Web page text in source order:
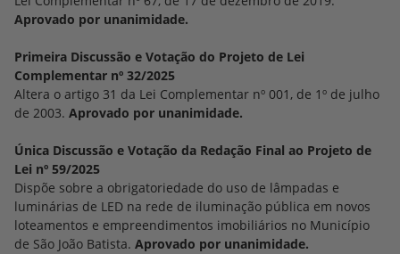
Aprovado por unanimidade.
Primeira Discussão e Votação do Projeto de Lei
Complementar nº 32/2025
Altera o artigo 31 da Lei Complementar nº 001, de 1º de julho
de 2003. Aprovado por unanimidade.
Única Discussão e Votação da Redação Final ao Projeto de
Lei nº 59/2025
Dispõe sobre a obrigatoriedade do uso de lâmpadas e
luminárias de LED na rede de iluminação pública em novos
loteamentos e empreendimentos imobiliários no Município
de São João Batista. Aprovado por unanimidade.
Política de privacidade do Google Ads
Usado para construir um perfil de interesses do visitante do site
para mostrar anúncios relevantes e personalizados por meio de
Política de privacidade do Google Ads
__Secure-APISID
para mostrar anúncios relevantes e personalizados por meio de
retargeting.
Política de privacidade do Google Ads
Google Ads
8 meses
Usado para proteger dados assinados e criptografados
digitalmente do ID exclusivo do Google e armazenar o horário do
login mais recente para identificar visitantes; evitar o uso
fraudulento de dados de login e proteja os dados do visitante de
Política de privacidade do Google Ads
__Secure-SSID
Google Ads/google.com/8 meses
Usado para armazenar informações sobre como o visitante usa o
em domínios do Google.
Política de privacidade do Google Ads